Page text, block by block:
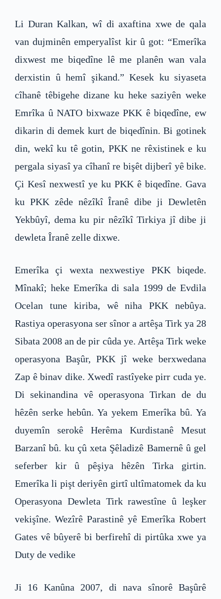
Li Duran Kalkan, wî di axaftina xwe de qala
van dujminên emperyalîst kir û got: “Emerîka
dixwest me biqedîne lê me planên wan vala
derxistin û hemî şikand.” Kesek ku siyaseta
cîhanê têbigehe dizane ku heke saziyên weke
Emrîka û NATO bixwaze PKK ê biqedîne, ew
dikarin di demek kurt de biqedînin. Bi gotinek
din, wekî ku tê gotin, PKK ne rêxistinek e ku
pergala siyasî ya cîhanî re bişêt dijberî yê bike.
Çi Kesî nexwestî ye ku PKK ê biqedîne. Gava
ku PKK zêde nêzîkî Îranê dibe ji Dewletên
Yekbûyî, dema ku pir nêzîkî Tirkiya jî dibe ji
dewleta Îranê zelle dixwe.
Emerîka çi wexta nexwestiye PKK biqede.
Mînakî; heke Emerîka di sala 1999 de Evdila
Ocelan tune kiriba, wê niha PKK nebûya.
Rastiya operasyona ser sînor a artêşa Tirk ya 28
Sibata 2008 an de pir cûda ye. Artêşa Tirk weke
operasyona Başûr, PKK jî weke berxwedana
Zap ê binav dike. Xwedî rastîyeke pirr cuda ye.
Di sekinandina vê operasyona Tirkan de du
hêzên serke hebûn. Ya yekem Emerîka bû. Ya
duyemîn serokê Herêma Kurdistanê Mesut
Barzanî bû. ku çû xeta Şêladizê Bamernê û gel
seferber kir û pêşiya hêzên Tirka girtin.
Emerîka li pişt deriyên girtî ultîmatomek da ku
Operasyona Dewleta Tirk rawestîne û leşker
vekişîne. Wezîrê Parastinê yê Emerîka Robert
Gates vê bûyerê bi berfirehî di pirtûka xwe ya
Duty de vedike
Ji 16 Kanûna 2007, di nava sînorê Başûrê